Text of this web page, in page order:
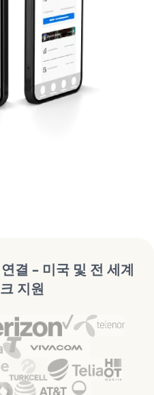
결 – 미국 및 전 세계
지원